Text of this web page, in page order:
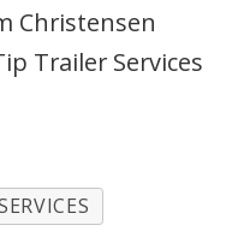
Christensen
Trailer Services